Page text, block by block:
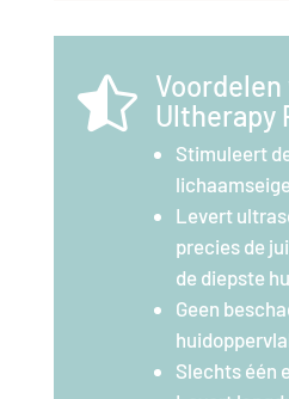
 Voordelen
Ultherapy
Stimuleert
Levert
precies de
de diepste
Geen
Slechts één